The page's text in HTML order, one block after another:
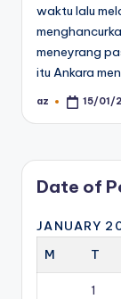
waktu lalu
meneyrang
itu Ankara
Posted
az 15/01/
Date of
JANUARY
M
T
1